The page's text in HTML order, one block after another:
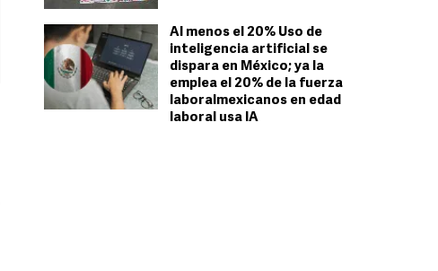
Al menos el 20% Uso de
inteligencia artificial se
dispara en México; ya la
emplea el 20% de la fuerza
laboralmexicanos en edad
laboral usa IA